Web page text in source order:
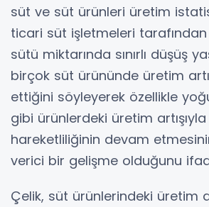
süt ve süt ürünleri üretim
ticari süt işletmeleri
sütü miktarında sınırlı düşüş
birçok süt ürününde üretim
ettiğini söyleyerek özellikle
gibi ürünlerdeki üretim
hareketliliğinin devam
verici bir gelişme olduğunu
Çelik, süt ürünlerindeki üretim